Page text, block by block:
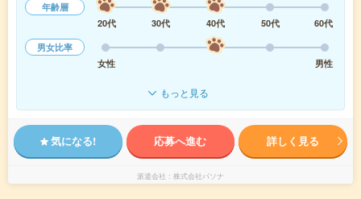
年齢層
20代
30代 40代 50代
60代
男女比率
女性
男性
もっと見る
気になる! 応募へ進む 詳しく見る
派遣会社 株式会社パソナ